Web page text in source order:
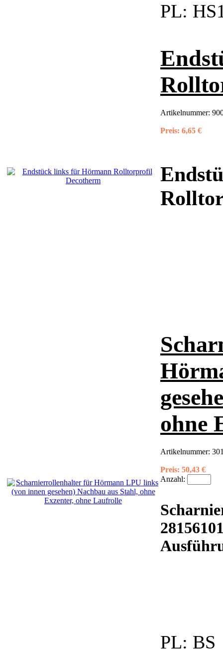
PL:
Artikelnummer:
Preis: 6,65 €
ohne
Artikelnummer:
Preis: 50,43 €
Anzahl:
PL: BS